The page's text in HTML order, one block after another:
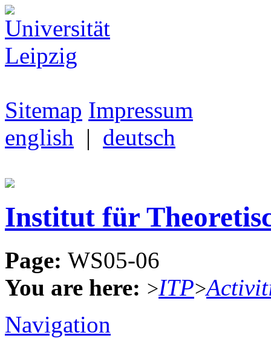
Sitemap Impressum
english | deutsch
Institut für
Page: WS05-06
You are here: >ITP>
Navigation